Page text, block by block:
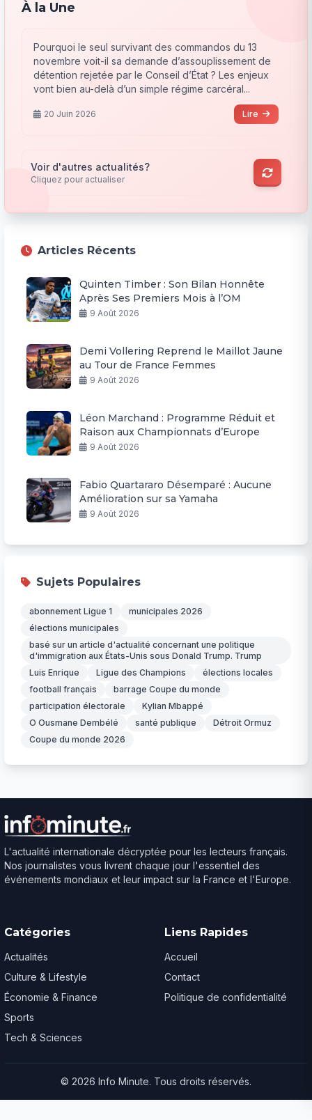
À la Une
Pourquoi le seul survivant des commandos du 13
novembre voit-il sa demande d’assouplissement de
détention rejetée par le Conseil d’État ? Les enjeux
vont bien au-delà d’un simple régime carcéral...
20 Juin 2026 Lire
Voir d'autres actualités?
Cliquez pour actualiser
Articles Récents
Quinten Timber : Son Bilan Honnête
Après Ses Premiers Mois à l’OM
9 Août 2026
Demi Vollering Reprend le Maillot Jaune
au Tour de France Femmes
9 Août 2026
Léon Marchand : Programme Réduit et
Raison aux Championnats d’Europe
9 Août 2026
Fabio Quartararo Désemparé : Aucune
Amélioration sur sa Yamaha
9 Août 2026
Sujets Populaires
abonnement Ligue 1
municipales 2026
élections municipales
basé sur un article d'actualité concernant une politique
d'immigration aux États-Unis sous Donald Trump. Trump
Luis Enrique
Ligue des Champions
élections locales
football français
barrage Coupe du monde
participation électorale
Kylian Mbappé
O Ousmane Dembélé
santé publique
Détroit Ormuz
Coupe du monde 2026
L'actualité internationale décryptée pour les lecteurs français.
Nos journalistes vous livrent chaque jour l'essentiel des
événements mondiaux et leur impact sur la France et l'Europe.
Catégories
Actualités
Culture & Lifestyle
Économie & Finance
Sports
Tech & Sciences
Liens Rapides
Accueil
Contact
Politique de confidentialité
© 2026 Info Minute. Tous droits réservés.